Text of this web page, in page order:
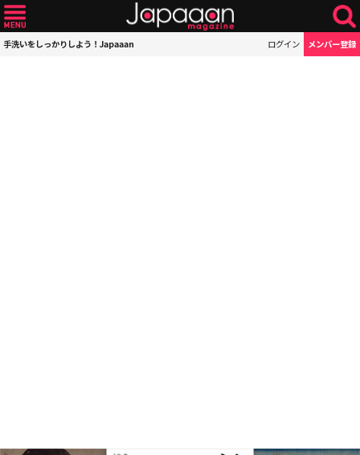
手洗いをしっかりしよう！Japaaan ログイン メンバー登録